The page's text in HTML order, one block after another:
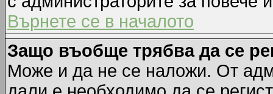
Върнете се в началото
Защо въобще трябва да се
Може и да не се наложи. От